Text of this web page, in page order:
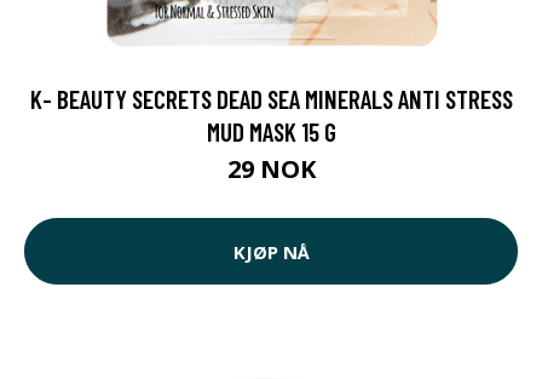
K- BEAUTY SECRETS DEAD SEA MINERALS ANTI STRESS
MUD MASK 15 G
29 NOK
KJØP NÅ